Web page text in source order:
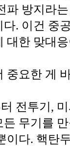
파 방지라
. 이건 중
대한 맞대
중요한 게
전투기,
무기를
이다. 핵탄